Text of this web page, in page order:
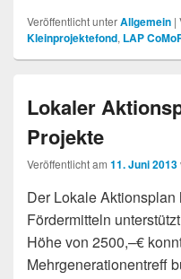
Veröffentlicht unterAllgemein |
Kleinprojektefond, LAP
Lokaler
Projekte
Veröffentlicht am 11. Juni 2013
Der Lokale
Fördermitteln
Höhe von 2500,–€
Mehrgenerationentreff